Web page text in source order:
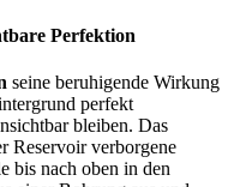
Perfektion
seine beruhigende Wirkung
perfekt
bleiben. Das
Reservoir verborgene
bis nach oben in den